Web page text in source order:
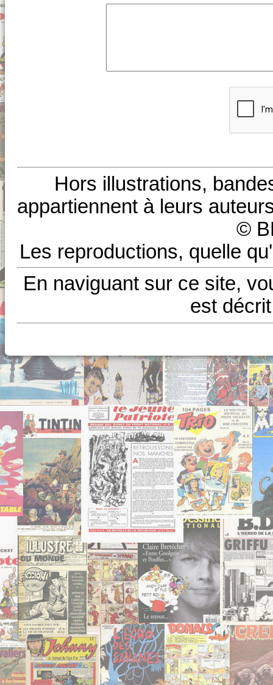
Hors illustrations,
appartiennent à leurs
©
Les reproductions, quelle
En naviguant sur ce site,
est